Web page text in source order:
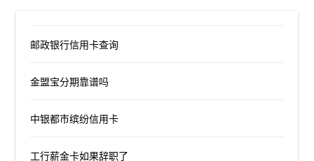
邮政银行信用卡查询
金盟宝分期靠谱吗
中银都市缤纷信用卡
工行薪金卡如果辞职了